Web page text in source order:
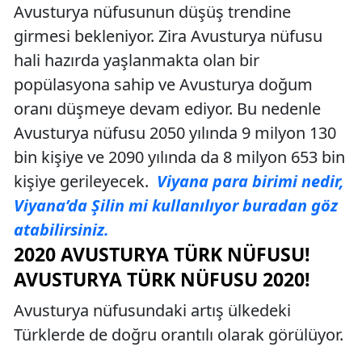
Avusturya nüfusunun düşüş trendine
girmesi bekleniyor. Zira Avusturya nüfusu
hali hazırda yaşlanmakta olan bir
popülasyona sahip ve Avusturya doğum
oranı düşmeye devam ediyor. Bu nedenle
Avusturya nüfusu 2050 yılında 9 milyon 130
bin kişiye ve 2090 yılında da 8 milyon 653 bin
kişiye gerileyecek. Viyana para birimi nedir,
Viyana’da Şilin mi kullanılıyor buradan göz
atabilirsiniz.
2020 AVUSTURYA TÜRK NÜFUSU!
AVUSTURYA TÜRK NÜFUSU 2020!
Avusturya nüfusundaki artış ülkedeki
Türklerde de doğru orantılı olarak görülüyor.